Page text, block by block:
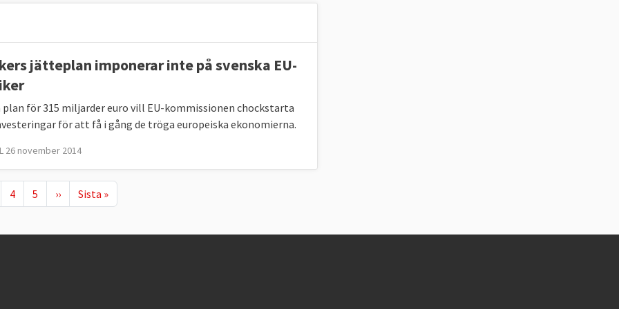
jätteplan imponerar inte på svenska EU-
plan för 315 miljarder euro vill EU-kommissionen chockstarta
för att få i gång de tröga europeiska ekonomierna.
26 november 2014
Page
4 Page
5 Nästa sida
›› Sista sidan
Sista »